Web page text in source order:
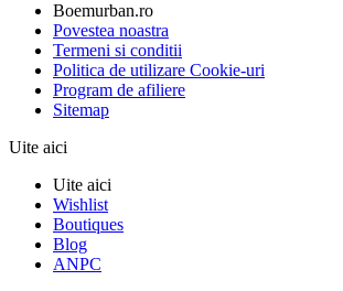
Boemurban.ro
Povestea noastra
Termeni si conditii
Politica de utilizare Cookie-uri
Program de afiliere
Sitemap
Uite aici
Uite aici
Wishlist
Boutiques
Blog
ANPC